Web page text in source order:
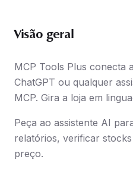
Visão geral
MCP Tools Plus conecta
ChatGPT ou qualquer
MCP. Gira a loja em
Peça ao assistente AI
relatórios, verificar
preço.